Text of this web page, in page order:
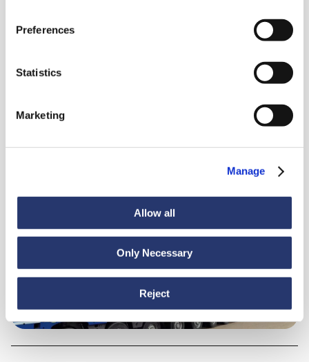
Preferences
Statistics
Marketing
Manage
Allow all
Only Necessary
Reject
Noutăți
Știri
98 de tone de oțel din Italia în India